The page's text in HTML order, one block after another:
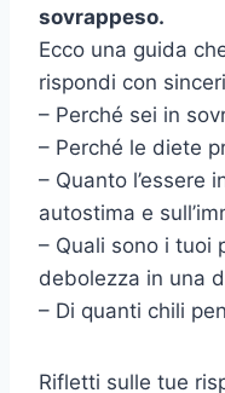
sovrappeso.
Ecco una guida
rispondi con
– Perché sei in
– Perché le diete
– Quanto l’essere
autostima e
– Quali sono i tuoi
debolezza in una
– Di quanti chili
Rifletti sulle tue